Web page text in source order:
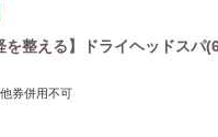
を整える】ドライヘッドスパ
券併用不可